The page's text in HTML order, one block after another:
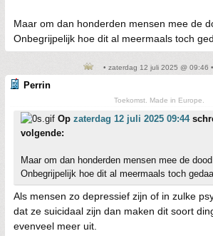
Maar om dan honderden mensen mee de
Onbegrijpelijk hoe dit al meermaals toch
• zaterdag 12 juli 2025 @ 09:46
Perrin
Toekomst. Made in Europe.
Op zaterdag 12 juli 2025 09:44
volgende:
Maar om dan honderden mensen mee de
Onbegrijpelijk hoe dit al meermaals toch
Als mensen zo depressief zijn of in zulke
dat ze suicidaal zijn dan maken dit soort
evenveel meer uit.